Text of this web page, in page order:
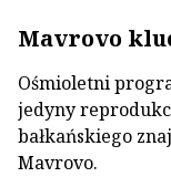
Mavrovo
Ośmioletni
jedyny
bałkańskiego
Mavrovo.